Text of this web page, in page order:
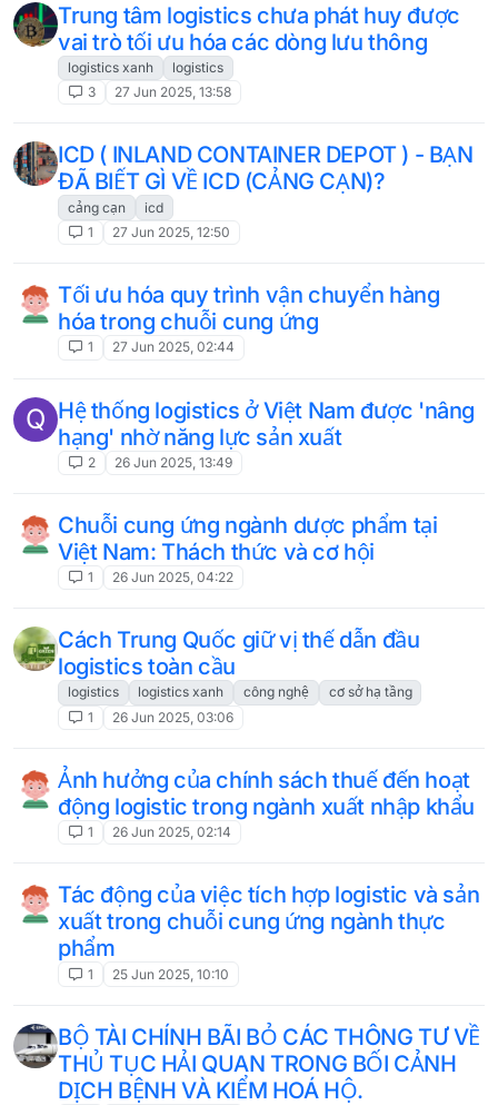
Trung tâm logistics chưa phát huy được
vai trò tối ưu hóa các dòng lưu thông
logistics xanh
logistics
3
27 Jun 2025, 13:58
ICD ( INLAND CONTAINER DEPOT ) - BẠN
ĐÃ BIẾT GÌ VỀ ICD (CẢNG CẠN)?
cảng cạn
icd
1
27 Jun 2025, 12:50
Tối ưu hóa quy trình vận chuyển hàng
hóa trong chuỗi cung ứng
1 27 Jun 2025, 02:44
Q Hệ thống logistics ở Việt Nam được 'nâng
hạng' nhờ năng lực sản xuất
2 26 Jun 2025, 13:49
Chuỗi cung ứng ngành dược phẩm tại
Việt Nam: Thách thức và cơ hội
1 26 Jun 2025, 04:22
Cách Trung Quốc giữ vị thế dẫn đầu
logistics toàn cầu
logistics logistics xanh công nghệ
cơ sở hạ tầng
1
26 Jun 2025, 03:06
Ảnh hưởng của chính sách thuế đến hoạt
động logistic trong ngành xuất nhập khẩu
1 26 Jun 2025, 02:14
Tác động của việc tích hợp logistic và sản
xuất trong chuỗi cung ứng ngành thực
phẩm
1 25 Jun 2025, 10:10
BỘ TÀI CHÍNH BÃI BỎ CÁC THÔNG TƯ VỀ
THỦ TỤC HẢI QUAN TRONG BỐI CẢNH
DỊCH BỆNH VÀ KIỂM HOÁ HỘ.